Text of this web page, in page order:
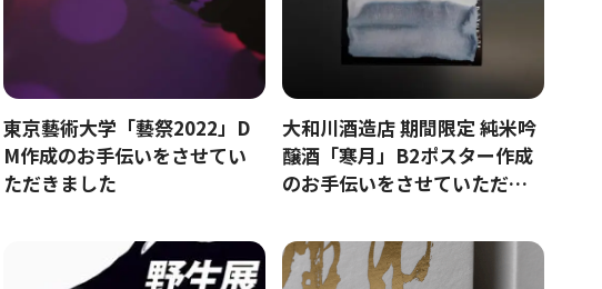
東京藝術大学「藝祭2022」D
M作成のお手伝いをさせてい
ただきました
大和川酒造店 期間限定 純米吟
醸酒「寒月」B2ポスター作成
のお手伝いをさせていただき